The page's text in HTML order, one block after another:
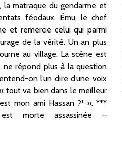
la matraque du gendarme et
féodaux. Ému, le chef
et remercie celui qui parmi
de la vérité. Un an plus
au village. La scène est
ne répond plus à la question
on l’un dire d’une voix
tout va bien dans le meilleur
mon ami Hassan ?¹ ». ***
morte assassinée –
eu de cesse lors des
de documenter la
*** On rappellera, à
Akl n’est guère la première
assassine – tant s’en faut.
revendique l’élimination
(Bassel Shahada, Khaled